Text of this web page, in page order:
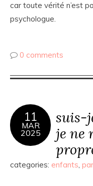
car toute vérité n’est
psychologue.
0 comments
11
MAR
2025
suis-
je ne
categories: enfants,